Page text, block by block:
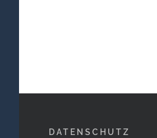
DATENSCHUTZ